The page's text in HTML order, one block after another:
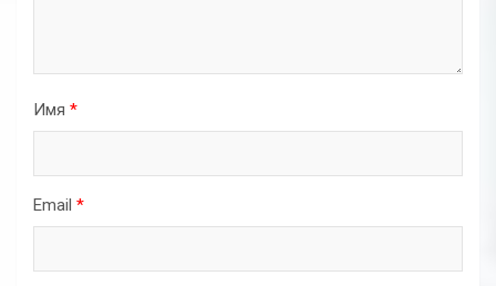
Имя *
Email *